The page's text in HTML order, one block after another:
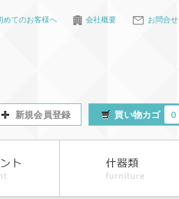
めてのお客様へ 会社概要 お問合せ
新規会員登録 買い物カゴ 0